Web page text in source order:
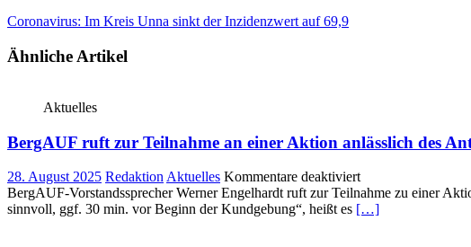
Coronavirus: Im Kreis Unna sinkt der Inzidenzwert auf 69,9
Ähnliche Artikel
Aktuelles
BergAUF ruft zur Teilnahme an einer Aktion anlässlich des
28. August 2025 Redaktion Aktuelles Kommentare deaktiviertfür
BergAUF
ruft
BergAUF-Vorstandssprecher Werner Engelhardt ruft zur Teilnahme zu einer
sinnvoll, ggf. 30 min. vor Beginn der Kundgebung“, heißt es […]